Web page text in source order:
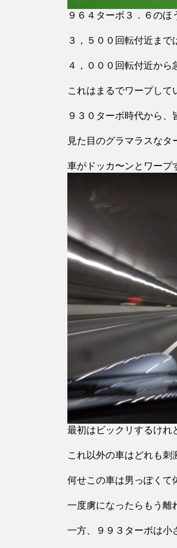
９６４ターボ３．６のほ
３，５００回転付近まで
４，０００回転付近から
これはまるでワープして
９３０ターボ時代から、
見た目のグラマラスな
車がドッカ〜ンとワープ
最初はビックリするけれ
これ以外の車はどれも刺
何せこの車は男っぽくて
一度虜になったらもう離
一方、９９３ターボは小